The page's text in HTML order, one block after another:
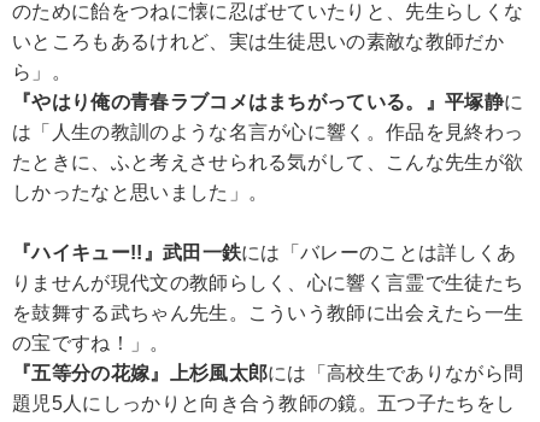
のために飴をつねに懐に忍ばせていたりと、先生らしくな
いところもあるけれど、実は生徒思いの素敵な教師だか
ら」。
『やはり俺の青春ラブコメはまちがっている。』平塚静に
は「人生の教訓のような名言が心に響く。作品を見終わっ
たときに、ふと考えさせられる気がして、こんな先生が欲
しかったなと思いました」。
『ハイキュー!!』武田一鉄には「バレーのことは詳しくあ
りませんが現代文の教師らしく、心に響く言霊で生徒たち
を鼓舞する武ちゃん先生。こういう教師に出会えたら一生
の宝ですね！」。
『五等分の花嫁』上杉風太郎には「高校生でありながら問
題児5人にしっかりと向き合う教師の鏡。五つ子たちをし